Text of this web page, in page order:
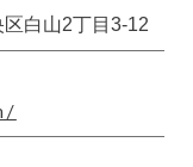
白山2丁目3-12